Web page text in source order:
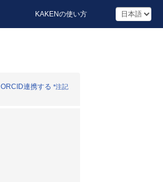
KAKENの使い方
ORCID連携する *注記